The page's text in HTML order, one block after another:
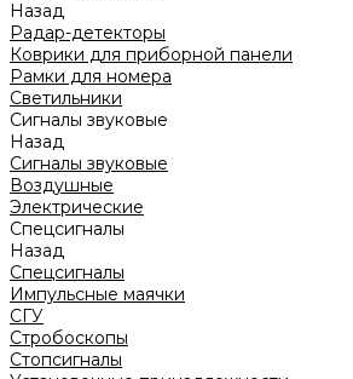
Назад
Радар-детекторы
Коврики для приборной панели
Рамки для номера
Светильники
Сигналы звуковые
Назад
Сигналы звуковые
Воздушные
Электрические
Спецсигналы
Назад
Спецсигналы
Импульсные маячки
СГУ
Стробоскопы
Стопсигналы